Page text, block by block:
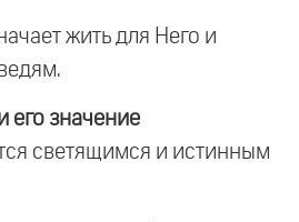
жить для Него и
его значение
светящимся и истинным